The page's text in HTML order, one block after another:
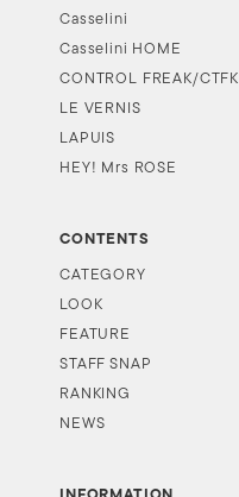
Casselini
Casselini HOME
CONTROL FREAK/CTFK
LE VERNIS
LAPUIS
HEY! Mrs ROSE
CONTENTS
CATEGORY
LOOK
FEATURE
STAFF SNAP
RANKING
NEWS